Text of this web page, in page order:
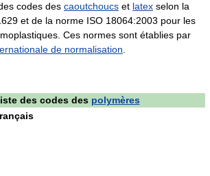
codes des caoutchoucs et latex selon la
et de la norme ISO 18064:2003 pour les
Ces normes sont établies par
de normalisation
des codes des polymères